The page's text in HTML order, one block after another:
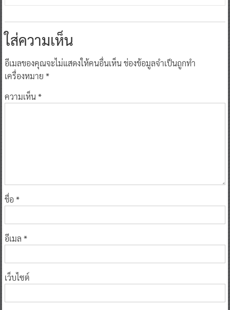
ใส่ความเห็น
อีเมลของคุณจะไม่แสดงให้คนอื่นเห็นช่องข้อมูลจำเป็นถูกทำ
เครื่องหมาย *
ความเห็น*
ชื่อ *
อีเมล *
เว็บไซต์